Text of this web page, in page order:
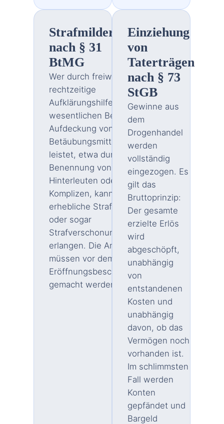
Strafmilderung
nach § 31
BtMG
Wer durch freiwillige und
rechtzeitige
Aufklärungshilfe einen
wesentlichen Beitrag zur
Aufdeckung von
Betäubungsmittelstraftaten
leistet, etwa durch
Benennung von
Hinterleuten oder
Komplizen, kann eine
erhebliche Strafmilderung
oder sogar
Strafverschonung
erlangen. Die Angaben
müssen vor dem
Eröffnungsbeschluss
gemacht werden.
Einziehung
von
Taterträgen
nach § 73
StGB
Gewinne aus
dem
Drogenhandel
werden
vollständig
eingezogen. Es
gilt das
Bruttoprinzip:
Der gesamte
erzielte Erlös
wird
abgeschöpft,
unabhängig
von
entstandenen
Kosten und
unabhängig
davon, ob das
Vermögen noch
vorhanden ist.
Im schlimmsten
Fall werden
Konten
gepfändet und
Bargeld